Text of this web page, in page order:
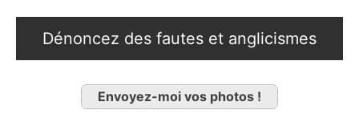
Dénoncez des fautes et anglicismes
Envoyez-moi vos photos !